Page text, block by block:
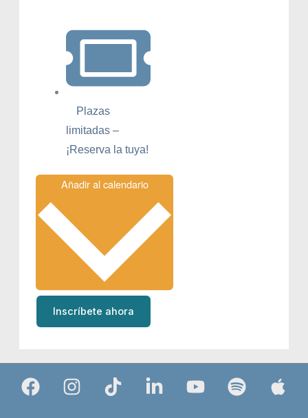
Plazas
limitadas –
¡Reserva la tuya!
Añadir al calendario
Inscríbete ahora